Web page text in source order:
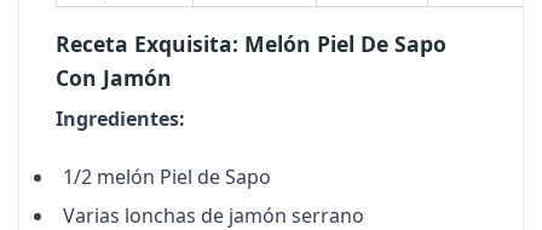
Receta Exquisita: Melón Piel De Sapo
Con Jamón
Ingredientes:
1/2 melón Piel de Sapo
Varias lonchas de jamón serrano